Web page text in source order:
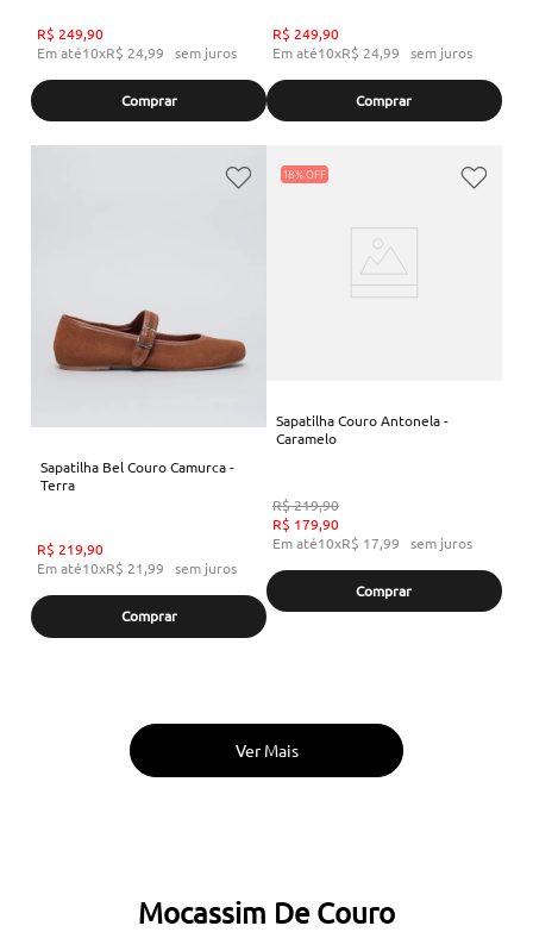
R$ 249,90
Em até10xR$ 24,99 sem juros
Comprar
R$ 249,90
Em até10xR$ 24,99 sem juros
Comprar
Sapatilha Bel Couro Camurca -
Terra
R$ 219,90
Em até10xR$ 21,99 sem juros
Comprar
18%
Sapatilha Couro Antonela -
Caramelo
R$219,90
R$ 179,90
Em até10xR$ 17,99 sem juros
Comprar
Mocassim De Couro